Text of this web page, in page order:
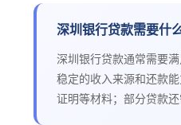
深圳银行贷款需要什
深圳银行贷款通常需要
稳定的收入来源和还款
证明等材料；部分贷款还